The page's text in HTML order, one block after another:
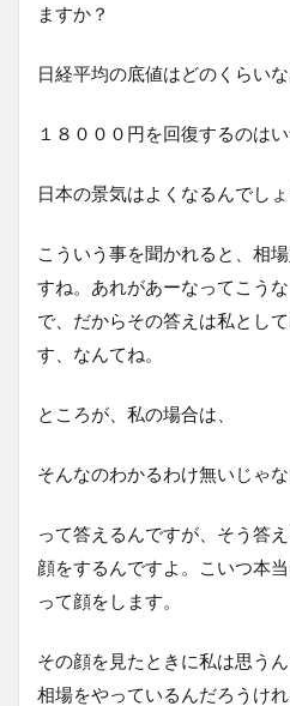
ますか？
日経平均の底値はどのくらい
１８０００円を回復するのは
日本の景気はよくなるんでしょ
こういう事を聞かれると、相
すね。あれがあーなってこう
で、だからその答えは私とし
す、なんてね。
ところが、私の場合は、
そんなのわかるわけ無いじゃ
って答えるんですが、そう答
顔をするんですよ。こいつ本
って顔をします。
その顔を見たときに私は思う
相場をやっているんだろうけ